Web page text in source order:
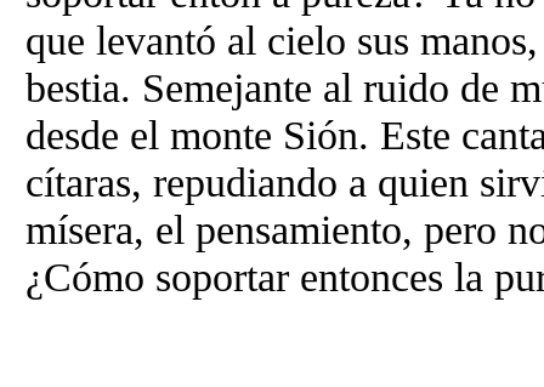
que levantó al cielo sus
bestia. Semejante al ruido de
desde el monte Sión. Este
cítaras, repudiando a quien
mísera, el pensamiento, pero
¿Cómo soportar entonces la